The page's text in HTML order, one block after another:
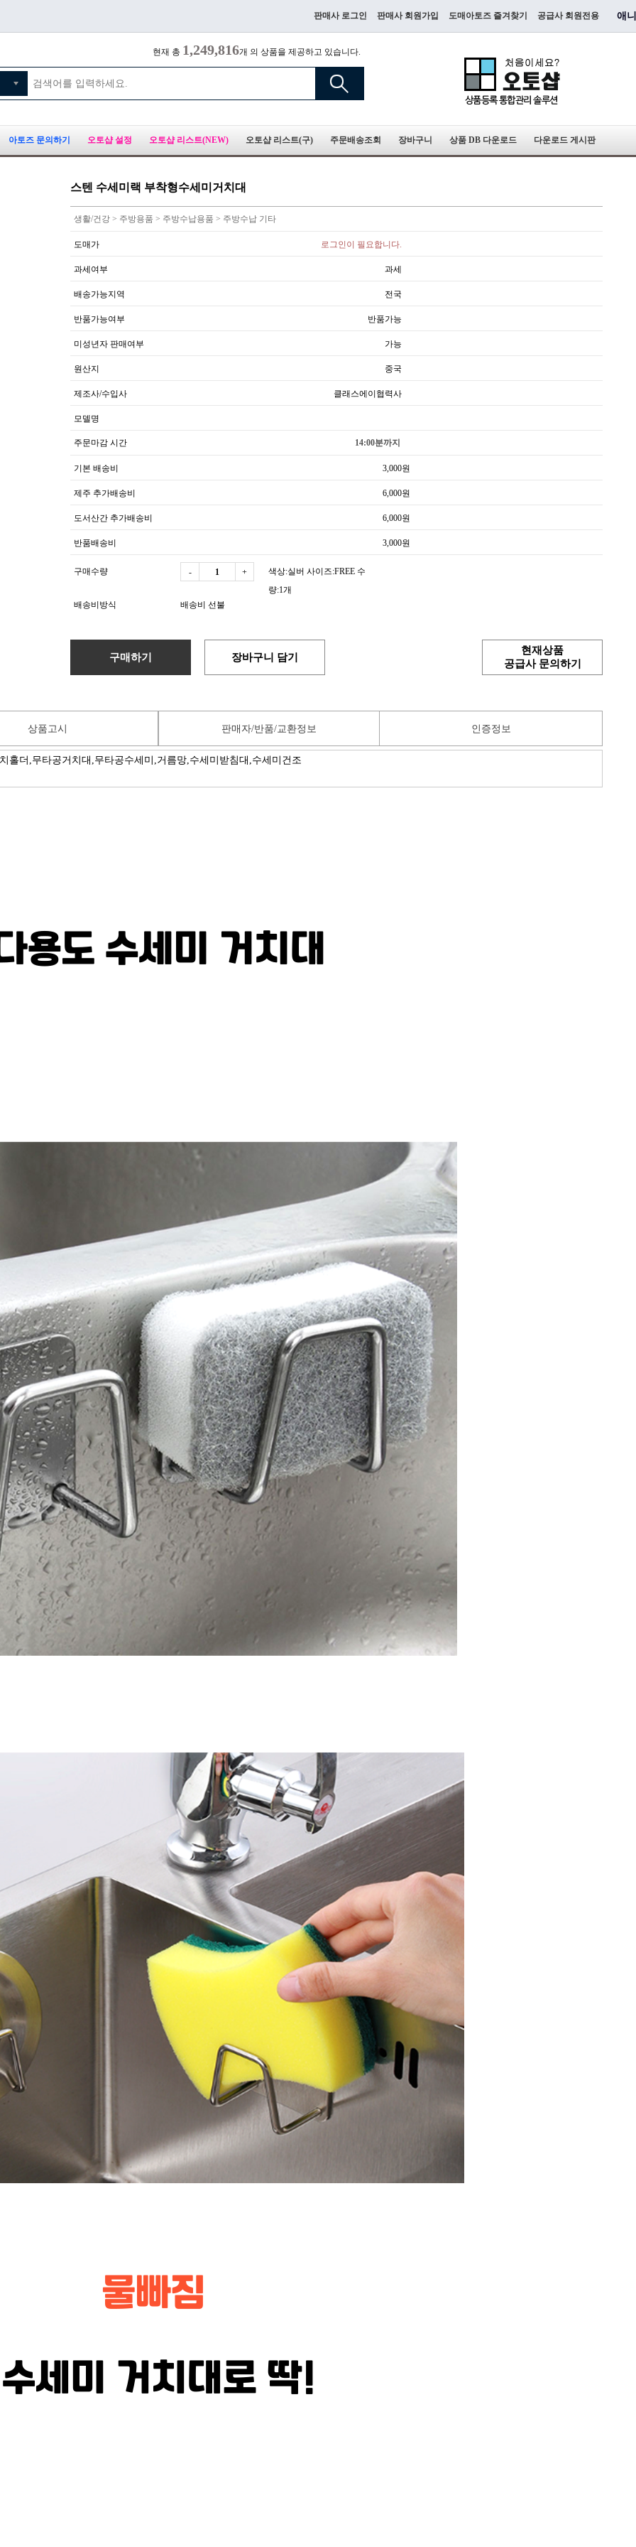
판매사 로그인 판매사 회원가입 도매아토즈 즐겨찾기 공급사 회원전용 애
현재 총 1,249,816개 의 상품을 제공하고 있습니다.
아토즈 문의하기 오토샵 설정 오토샵 리스트(NEW) 오토샵 리스트(구) 주문배송조회 장바구니 상품 DB 다운로드 다운로드 게시판
스텐 수세미랙 부착형수세미거치대
생활/건강 > 주방용품 > 주방수납용품 > 주방수납 기타
도매가 로그인이 필요합니다.
과세여부 과세
배송가능지역 전국
반품가능여부 반품가능
미성년자 판매여부 가능
원산지 중국
제조사/수입사 클래스에이협력사
모델명
주문마감 시간 14:00분까지
기본 배송비 3,000원
제주 추가배송비 6,000원
도서산간 추가배송비 6,000원
반품배송비 3,000원
구매수량 - +
색상:실버 사이즈:FREE 수
량:1개
배송비방식
배송비 선불
구매하기 장바구니 담기
현재상품
공급사 문의하기
상품고시 판매자/반품/교환정보 인증정보